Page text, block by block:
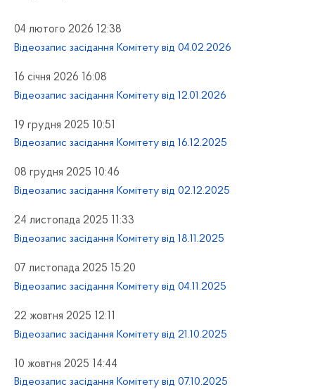
04 лютого 2026 12:38
Відеозапис засідання Комітету від 04.02.2026
16 січня 2026 16:08
Відеозапис засідання Комітету від 12.01.2026
19 грудня 2025 10:51
Відеозапис засідання Комітету від 16.12.2025
08 грудня 2025 10:46
Відеозапис засідання Комітету від 02.12.2025
24 листопада 2025 11:33
Відеозапис засідання Комітету від 18.11.2025
07 листопада 2025 15:20
Відеозапис засідання Комітету від 04.11.2025
22 жовтня 2025 12:11
Відеозапис засідання Комітету від 21.10.2025
10 жовтня 2025 14:44
Відеозапис засідання Комітету від 07.10.2025